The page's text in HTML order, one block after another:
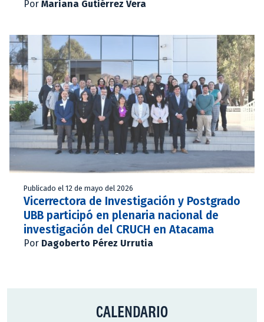
Por Mariana Gutiérrez Vera
Publicado el 12 de mayo del 2026
Vicerrectora de Investigación y Postgrado
UBB participó en plenaria nacional de
investigación del CRUCH en Atacama
Por Dagoberto Pérez Urrutia
CALENDARIO